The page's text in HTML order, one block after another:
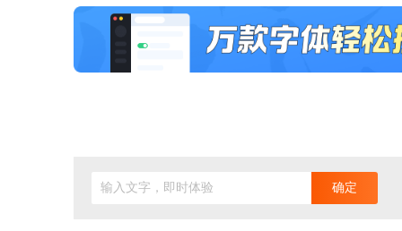
输入文字，即时体验 确定